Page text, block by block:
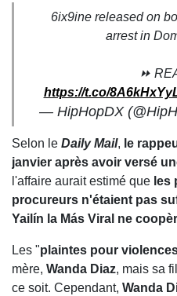
6ix9ine released on
arrest in
⏩
https://t.co/
— HipHopDX
Selon le Daily Mail, le
janvier après avoir versé
l'affaire aurait estimé que les
procureurs n'étaient pas
Yailín la Más Viral ne
Les "plaintes pour
mère, Wanda Diaz, mais sa
ce soit. Cependant, Wanda